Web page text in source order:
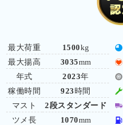
最大荷重
最大揚高
年式
稼働時間
マスト
ツメ長
1500kg
3035mm
2023年
923 時間
2段スタンダード
1070mm